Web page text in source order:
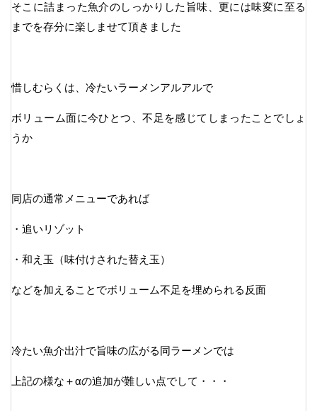
そこに詰まった魚介のしっかりした旨味、更には味変に至る
までを存分に楽しませて頂きました
惜しむらくは、冷たいラーメンアルアルで
ボリューム面に今ひとつ、不足を感じてしまったことでしょ
うか
同店の通常メニューであれば
・追いリゾット
・和え玉（味付けされた替え玉）
などを加えることでボリューム不足を埋められる反面
冷たい魚介出汁で旨味の広がる同ラーメンでは
上記の様な＋αの追加が難しい点でして・・・